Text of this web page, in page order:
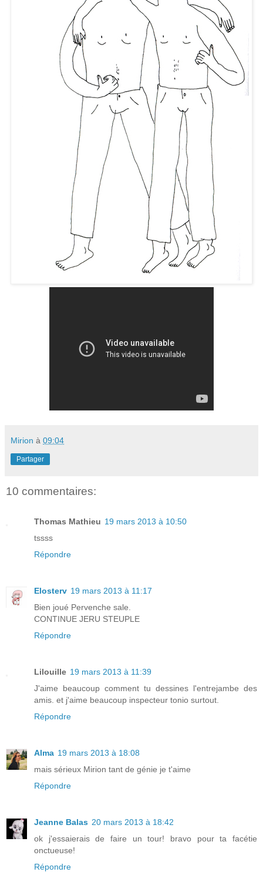
Mirion à 09:04
Partager
10 commentaires:
Thomas Mathieu 19 mars 2013 à 10:50
tssss
Répondre
Elosterv 19 mars 2013 à 11:17
Bien joué Pervenche sale.
CONTINUE JERU STEUPLE
Répondre
Lilouille 19 mars 2013 à 11:39
J'aime beaucoup comment tu dessines l'entrejambe des
amis. et j'aime beaucoup inspecteur tonio surtout.
Répondre
Alma 19 mars 2013 à 18:08
mais sérieux Mirion tant de génie je t'aime
Répondre
Jeanne Balas 20 mars 2013 à 18:42
ok j'essaierais de faire un tour! bravo pour ta facétie
onctueuse!
Répondre